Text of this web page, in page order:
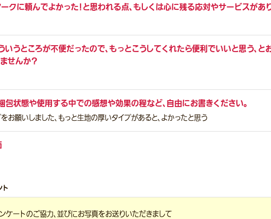
クに頼んでよかった！と思われる点、もしくは心に残る応対やサービスがあ
いうところが不便だったので、もっとこうしてくれたら便利でいいと思う、と
せんか？
包状態や使用する中での感想や効果の程など、自由にお書きください。
お願いしました、もっと生地の厚いタイプがあると、よかったと思う
ト
ケートのご協力、並びにお写真をお送りいただきまして